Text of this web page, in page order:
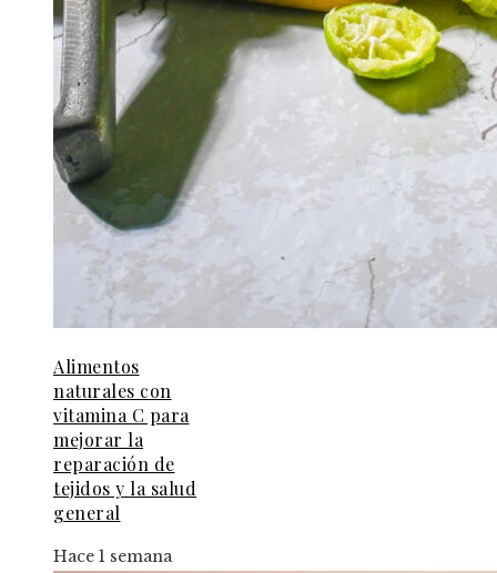
Alimentos
naturales con
vitamina C para
mejorar la
reparación de
tejidos y la salud
general
Hace 1 semana